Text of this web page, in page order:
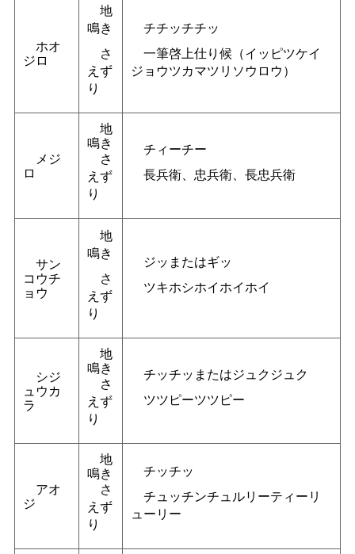
ホオ
ジロ
地
鳴き
さ
えず
り
チチッチチッ
一筆啓上仕り候（イッピツケイ
ジョウツカマツリソウロウ）
メジ
ロ
地
鳴き
さ
えず
り
チィーチー
長兵衛、忠兵衛、長忠兵衛
サン
コウチ
ョウ
地
鳴き
さ
えず
り
ジッまたはギッ
ツキホシホイホイホイ
シジ
ュウカ
ラ
地
鳴き
さ
えず
り
チッチッまたはジュクジュク
ツツピーツツピー
アオ
ジ
地
鳴き
さ
えず
り
チッチッ
チュッチンチュルリーティーリ
ューリー